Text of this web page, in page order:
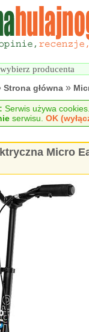
Strona główna »
Serwis używa
serwisu.OK
Micro